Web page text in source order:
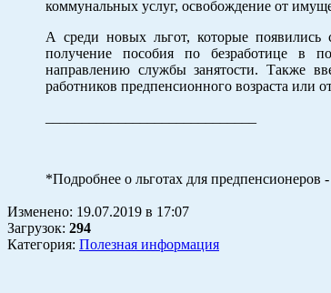
коммунальных услуг, освобождение от
А среди новых льгот, которые появились
получение пособия по безработице в
направлению службы занятости. Также
работников предпенсионного возраста или
*Подробнее о льготах для предпенсионеров
Изменено: 19.07.2019 в 17:07
Загрузок: 294
Категория: Полезная информация